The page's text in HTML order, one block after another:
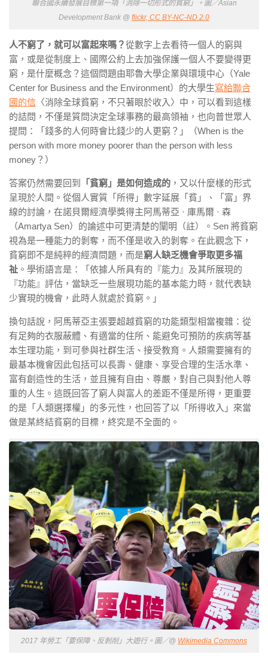
聯合國永續發展目標第一項「消除一切形式的貧窮」。 圖／Asian
Development Bank @ flickr, CC BY-NC-ND 2.0
人不窮了，就可以富起來嗎？從數字上去看待一個人的窮與
富，或是從制度上、國際公約上去加強保護一個人不要變得更
窮，是什麼概念？這個問題由耶魯大學企業與環境中心（Yale
Center for Business and the Environment）的大學生寫給聯合
國的信 〈消除全球貧窮，不只著眼於收入〉中，可以看到這樣
的詰問，不僅是質問決定全球事務的最高領袖，也向普世眾人
提問：「錢多的人何時會比錢少的人更窮？」（When is the
person with more money poorer than the person with less
money ？）
答案仍然需要回到 「貧窮」是如何造成的 ，又以什麼樣的形式
呈現於人間。從個人實質「所得」數字延展「貧」、「富」界
線的討論，在諾貝爾經濟學獎得主阿馬蒂亞 · 庫馬爾 · 森
（Amartya Sen）的論述中可更清楚的闡明（註）。Sen 將貧窮
視為是一種能力的剝奪 ，而不僅是收入的剝奪。在此觀念下，
貧窮即不是純粹的經濟問題，而是窮人缺乏機會爭取更多福
祉 。學術語言是：「依據人所具有的『能力』及其所展現的
『功能』評估，當缺乏一些展現功能的基本能力時，就代表缺
少實現的機會，此時人就處於貧窮。」
換句話說，阿馬蒂亞主張要超越貧窮的功能類型相當複雜：從
有足夠的衣服蔽體、有適當的住所、能避免可預防的疾病等基
本生理功能，到可參與社群生活、接受教育。人類需要擁有的
最基本機會因此包括可以長壽、健康、享受合理的生活水準、
富有創造性的生活，並且擁有自由、尊嚴，對自己與對他人尊
重的人生。這既回答了窮人與富人的差距不僅是所得，更重要
的是 「人類選擇權」 的多元性，也回答了以「所得收入」來當
做是某終結貧窮的目標，終究是不全面的。
2017 年勞工「要保障、反剝削」大遊行。圖／@ Wikimedia Commons